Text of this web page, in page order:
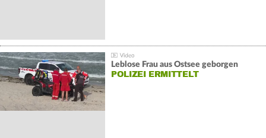
Leblose Frau aus Ostsee geborgen
POLIZEI ERMITTELT